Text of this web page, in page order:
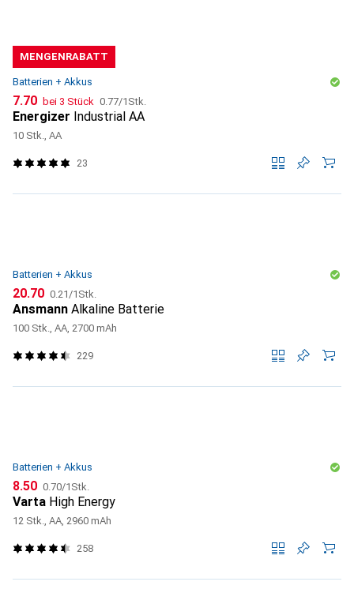
MENGENRABATT
Batterien + Akkus
CHF
7.70 bei 3 Stück CHF
0.77/1Stk.
Energizer Industrial AA
10 Stk., AA
23
Batterien + Akkus
CHF
20.70 CHF
0.21/1Stk.
Ansmann Alkaline Batterie
100 Stk., AA, 2700 mAh
229
Batterien + Akkus
CHF
8.50 CHF
0.70/1Stk.
Varta High Energy
12 Stk., AA, 2960 mAh
258